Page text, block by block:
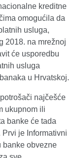
kreditne
omogućila da
usluga,
2018. na mrežnoj
će usporedbu
usluga
u Hrvatskoj.
najčešće
ukupnom ili
banke će tada
je Informativni
banke obvezne